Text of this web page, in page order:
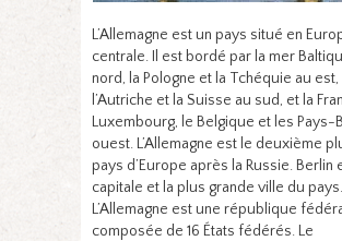
L’Allemagne est un pays situé en
centrale. Il est bordé par la mer
nord, la Pologne et la Tchéquie au est,
l’Autriche et la Suisse au sud, et la
Luxembourg, le Belgique et les Pays-
ouest. L’Allemagne est le deuxième
pays d’Europe après la Russie. Berlin
capitale et la plus grande ville du pays.
L’Allemagne est une république
composée de 16 États fédérés. Le